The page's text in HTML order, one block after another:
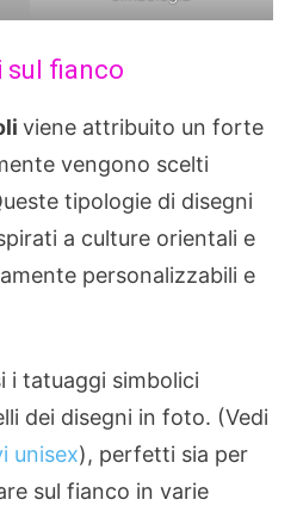
sul fianco
viene attribuito un forte
vengono scelti
tipologie di disegni
a culture orientali e
personalizzabili e
i tatuaggi simbolici
dei disegni in foto. (Vedi
unisex), perfetti sia per
sul fianco in varie